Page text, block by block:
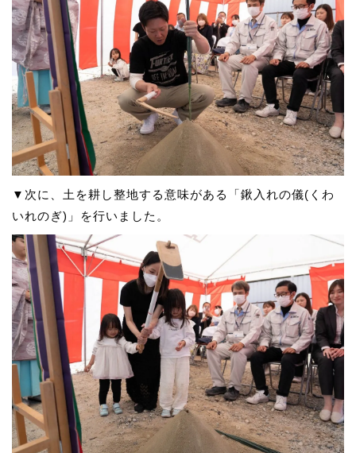
▼次に、土を耕し整地する意味がある「鍬入れの儀(くわ
いれのぎ)」を行いました。